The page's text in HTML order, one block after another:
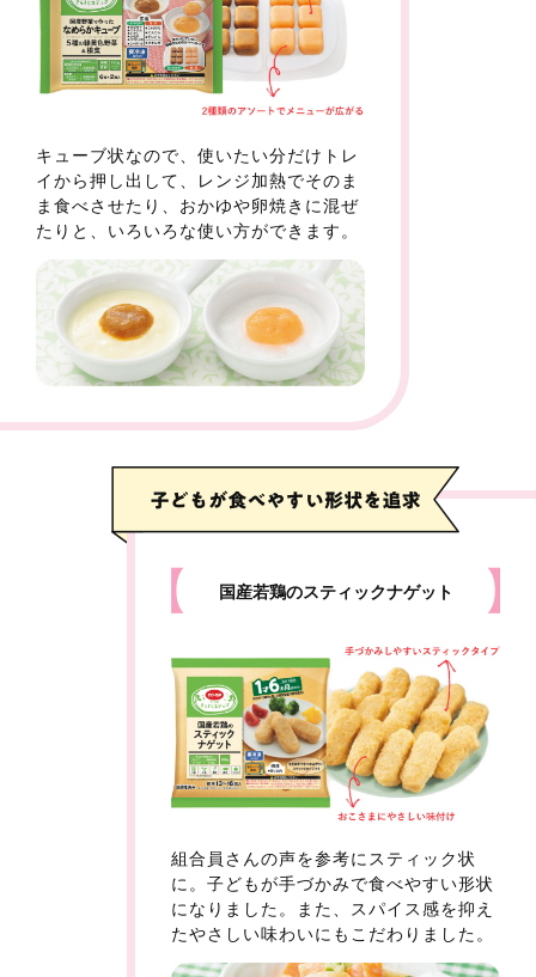
キューブ状なので、使いたい分だけトレ
イから押し出して、レンジ加熱でそのま
ま食べさせたり、おかゆや卵焼きに混ぜ
たりと、いろいろな使い方ができます。
国産若鶏のスティックナゲット
組合員さんの声を参考にスティック状
に。子どもが手づかみで食べやすい形状
になりました。また、スパイス感を抑え
たやさしい味わいにもこだわりました。